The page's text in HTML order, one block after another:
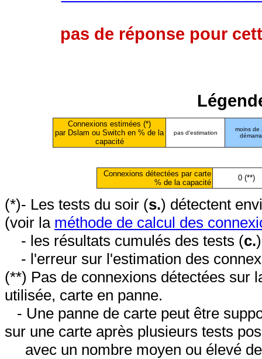
pas de réponse pour
Connexions estimées (*)
par Dslam ou Switch en % de la
capacité
pas d'estimation
moins de
Connexions détectées par carte
% de la capacité
0 (**)
(*)- Les tests du soir (s.) détectent
(voir la méthode de calcul des
- les résultats cumulés des tests (c.
- l'erreur sur l'estimation des
(**) Pas de connexions détectées sur
utilisée, carte en panne.
- Une panne de carte peut être
sur une carte après plusieurs tests
avec un nombre moyen ou élevé